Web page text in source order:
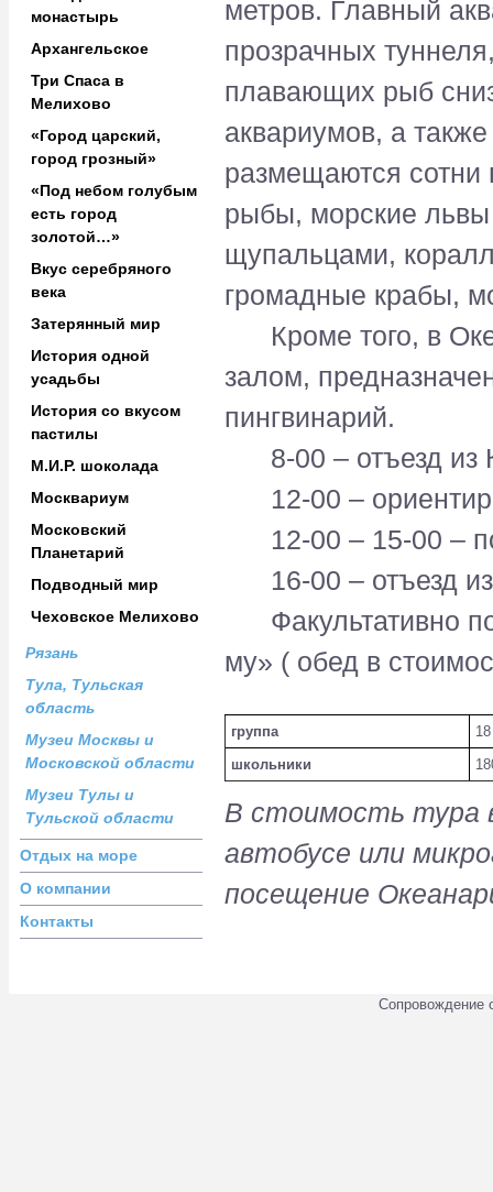
метров. Главный
прозрачных
плавающих рыб
аквариумов, а
размещаются сотни
рыбы, морские львы
щупальцами,
громадные крабы,
Кроме того, в
залом,
пингвинарий.
8-00 – отъезд из
12-00 –
12-00 – 15-00 –
16-00 – отъезд
Факультативно
му» ( обед в
группа
школьники
В стоимость тура
автобусе или
посещение
монастырь
Архангельское
Три Спаса в
Мелихово
«Город царский,
город грозный»
«Под небом голубым
есть город
золотой…»
Вкус серебряного
века
Затерянный мир
История одной
усадьбы
История со вкусом
пастилы
М.И.Р. шоколада
Москвариум
Московский
Планетарий
Подводный мир
Чеховское Мелихово
Рязань
Тула, Тульская
область
Музеи Москвы и
Московской области
Музеи Тулы и
Тульской области
Отдых на море
О компании
Контакты
Сопровождение